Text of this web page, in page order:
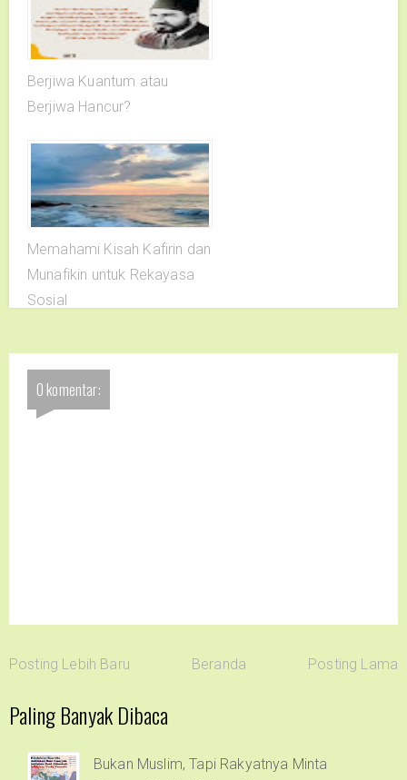
Berjiwa Kuantum atau
Berjiwa Hancur?
Memahami Kisah Kafirin dan
Munafikin untuk Rekayasa
Sosial
0 komentar:
Posting Lebih Baru Beranda Posting Lama
Paling Banyak Dibaca
Bukan Muslim, Tapi Rakyatnya Minta